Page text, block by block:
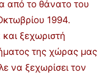
από το θάνατο του
1994.
και ξεχωριστή
της χώρας μας
να ξεχωρίσει τον